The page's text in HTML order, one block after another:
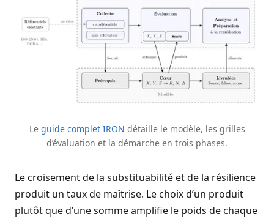
Le guide complet IRON détaille le modèle, les grilles
d’évaluation et la démarche en trois phases.
Le croisement de la substituabilité et de la résilience
produit un taux de maîtrise. Le choix d’un produit
plutôt que d’une somme amplifie le poids de chaque